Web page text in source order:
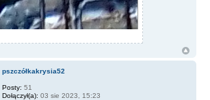
pszczółkakrysia52
Posty: 51
Dołączył(a): 03 sie 2023, 15:23